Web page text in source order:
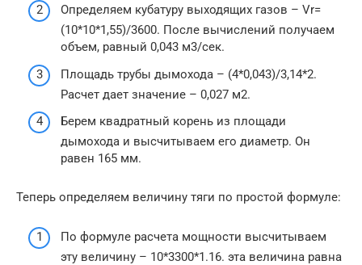
Определяем кубатуру выходящих газов – Vr=
(10*10*1,55)/3600. После вычислений получаем
объем, равный 0,043 м3/сек.
Площадь трубы дымохода – (4*0,043)/3,14*2.
Расчет дает значение – 0,027 м2.
Берем квадратный корень из площади
дымохода и высчитываем его диаметр. Он
равен 165 мм.
Теперь определяем величину тяги по простой формуле:
По формуле расчета мощности высчитываем
эту величину – 10*3300*1.16. эта величина равна